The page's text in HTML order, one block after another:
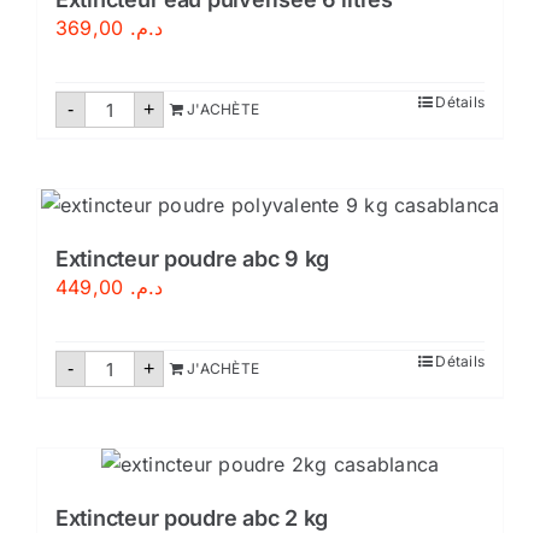
د.م.
- quantité
6
litres
+ J'ACHÈTE Détails
Extincteur poudre abc 9 kg
د.م.
- quantité
kg
+ J'ACHÈTE Détails
Extincteur poudre abc 2 kg